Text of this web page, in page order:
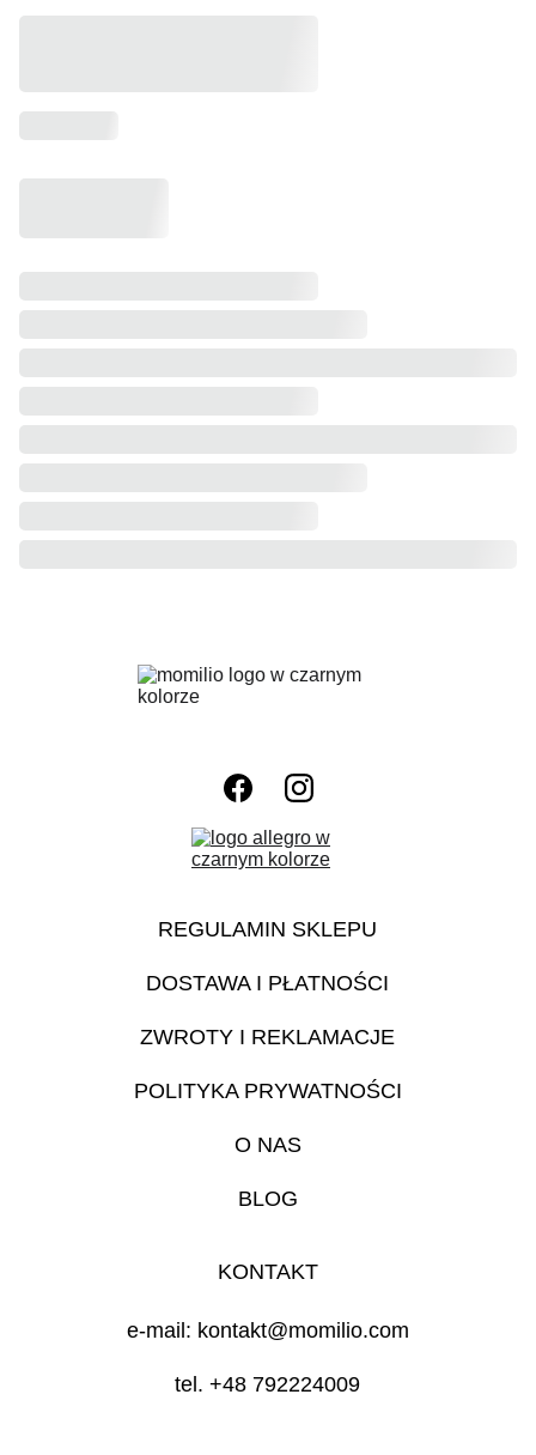
REGULAMIN SKLEPU
POLITYKA PRYWATNOŚCI
ZWROTY I REKLAMACJE
DOSTAWA I PŁATNOŚCI
e-mail: kontakt@momilio.com
tel. +48 792224009
O NAS
BLOG
KONTAKT